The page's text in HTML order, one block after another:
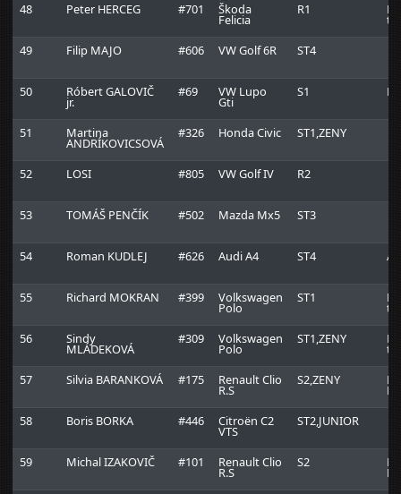
48 Peter HERCEG #701 Škoda
Felicia
R1
49
Filip MAJO #606 VW Golf 6R ST4
50 Róbert GALOVIČ
jr.
#69 VW Lupo
Gti
S1
51 Martina
ANDRÍKOVICSOVÁ
#326 Honda Civic ST1,ZENY
52 LOSI #805 VW Golf IV R2
53 TOMÁŠ PENČÍK #502 Mazda Mx5 ST3
54 Roman KUDLEJ #626 Audi A4 ST4
55 Richard MOKRAN #399 Volkswagen
Polo
ST1
56
Sindy
MLÁDEKOVÁ
#309 Volkswagen
Polo
ST1,ZENY
57
Silvia BARANKOVÁ #175 Renault Clio
R.S
S2,ZENY
58
Boris BORKA #446 Citroën C2
VTS
ST2,JUNIOR
59 Michal IZAKOVIČ #101 Renault Clio
R.S
S2